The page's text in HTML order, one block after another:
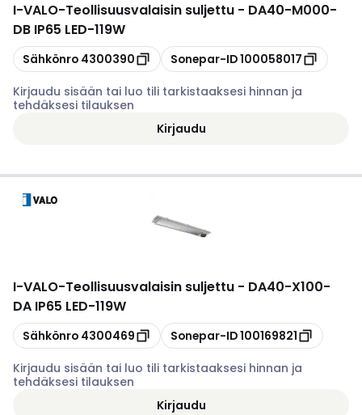
I-VALO-Teollisuusvalaisin suljettu - DA40-M000-
DB IP65 LED-119W
Kopioi
Sähkönro 4300390 Kopioi
Sonepar-ID100058017
Kirjaudu sisään tai luo tili tarkistaaksesi hinnan ja
tehdäksesi tilauksen
Kirjaudu
I-VALO-Teollisuusvalaisin suljettu - DA40-X100-
DA IP65 LED-119W
Kopioi
Sähkönro 4300469 Kopioi
Sonepar-ID100169821
Kirjaudu sisään tai luo tili tarkistaaksesi hinnan ja
tehdäksesi tilauksen
Kirjaudu